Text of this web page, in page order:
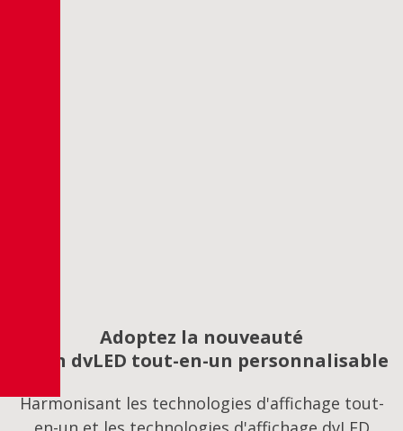
Adoptez la nouveauté
Écran dvLED tout-en-un personnalisable
Harmonisant les technologies d'affichage tout-